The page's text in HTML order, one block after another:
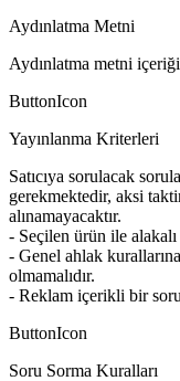
Aydınlatma Metni
Aydınlatma metni
ButtonIcon
Yayınlanma Kriterleri
Satıcıya sorulacak
gerekmektedir, aksi
alınamayacaktır.
- Seçilen ürün ile alakalı
- Genel ahlak
olmamalıdır.
- Reklam içerikli bir soru
ButtonIcon
Soru Sorma Kuralları